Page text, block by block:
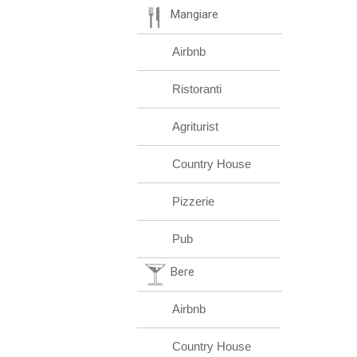
Mangiare
Airbnb
Ristoranti
Agriturist
Country House
Pizzerie
Pub
Bere
Airbnb
Country House